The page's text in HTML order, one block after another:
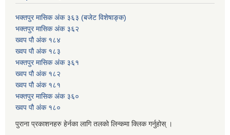
भक्तपुर मासिक अंक ३६३ (बजेट विशेषाङ्क)
भक्तपुर मासिक अंक ३६२
ख्वप पौ अंक १८४
ख्वप पौ अंक १८३
भक्तपुर मासिक अंक ३६१
ख्वप पौ अंक १८२
ख्वप पौ अंक १८१
भक्तपुर मासिक अंक ३६०
ख्वप पौ अंक १८०
पुराना प्रकाशनहरु हेर्नका लागि तलको लिन्कमा क्लिक गर्नुहोस् ।